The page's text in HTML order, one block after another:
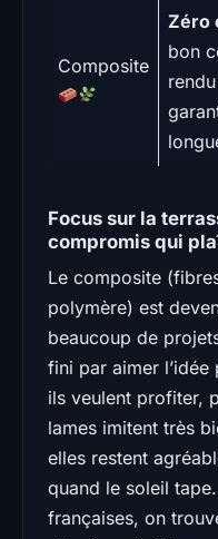
Composite
Zéro
bon
Focus sur la
compromis qui
Le composite
polymère) est
beaucoup de
fini par aimer
ils veulent profiter,
lames imitent très
elles restent
quand le soleil
françaises, on